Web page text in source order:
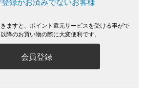
登録がお済みでないお客様
ますと、ポイント還元サービスを受ける事がで
降のお買い物の際に大変便利です。
会員登録